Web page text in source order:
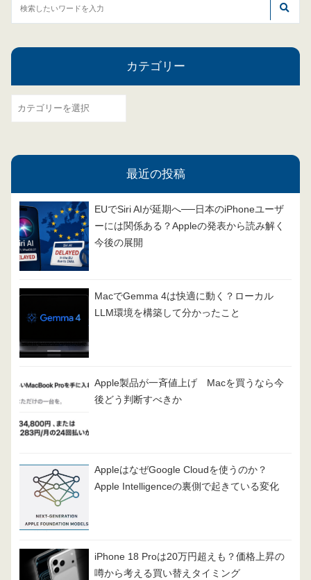
カテゴリー
カ
リ
最近の投稿
EUでSiri AIが延期へ──日本のiPhoneユーザ
ーには関係ある？Appleの発表から読み解く
今後の展開
MacでGemma 4は快適に動く？ローカル
LLM環境を構築して分かったこと
Apple製品が一斉値上げ Macを買うなら今
後どう判断すべきか
AppleはなぜGoogle Cloudを使うのか？
Apple Intelligenceの裏側で起きている変化
iPhone 18 Proは20万円超えも？価格上昇の
噂から考える買い替えタイミング